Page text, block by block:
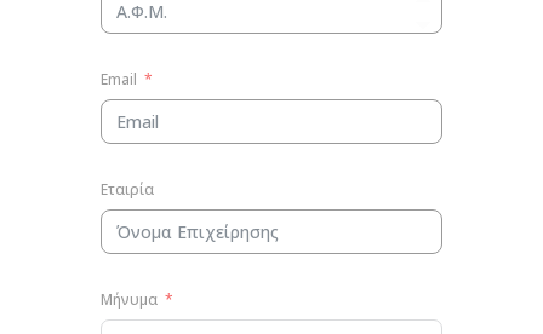
Email
Εταιρία
Μήνυμα